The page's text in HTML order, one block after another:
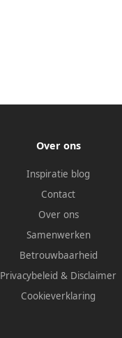
Over ons
Inspiratie blog
Contact
Over ons
Samenwerken
Betrouwbaarheid
Privacybeleid & Disclaimer
Cookieverklaring